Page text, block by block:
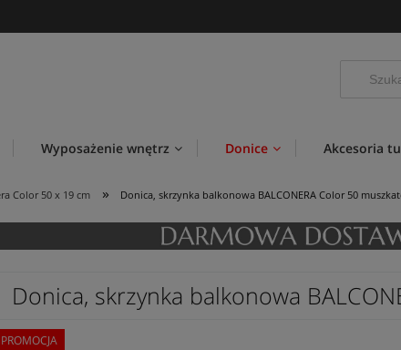
Wyposażenie wnętrz Donice Akcesoria
Color 50 x 19 cm » Donica, skrzynka balkonowa BALCONERA Color 50
Donica, skrzynka balkonowa
PROMOCJA